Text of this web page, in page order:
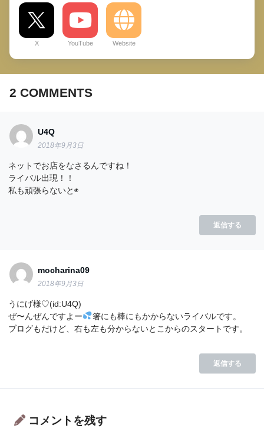
X YouTube Website
2 COMMENTS
U4Q
2018年9月3日
ネットでお店をなさるんですね！
ライバル出現！！
私も頑張らないと◉
返信する
mocharina09
2018年9月3日
うにげ様♡(id:U4Q)
ぜ〜んぜんですよー
箸にも棒にもかからないライバルです。
ブログもだけど、右も左も分からないとこからのスタートです。
返信する
コメントを残す